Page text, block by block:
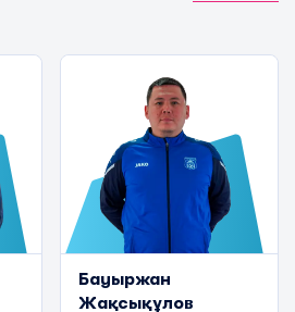
Бауыржан
Жақсықұлов